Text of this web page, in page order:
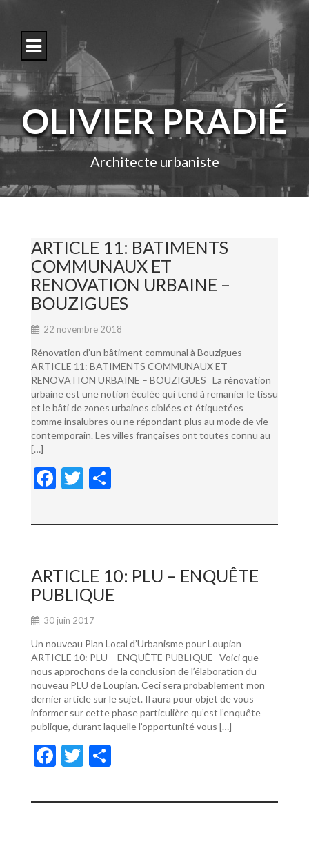
o
c
n
e
OLIVIER PRADIÉ
Architecte urbaniste
ARTICLE 11: BATIMENTS
COMMUNAUX ET
RENOVATION URBAINE –
BOUZIGUES
22 novembre 2018
Rénovation d’un bâtiment communal à Bouzigues
ARTICLE 11: BATIMENTS COMMUNAUX ET
RENOVATION URBAINE – BOUZIGUES La rénovation
urbaine est une notion éculée qui tend à remanier le tissu
et le bâti de zones urbaines ciblées et étiquetées
comme insalubres ou ne répondant plus au mode de vie
contemporain. Les villes françaises ont toutes connu au
[…]
F
e
o
o
k
T
itt ta
er
ARTICLE 10: PLU – ENQUÊTE
PUBLIQUE
30 juin 2017
Un nouveau Plan Local d’Urbanisme pour Loupian
ARTICLE 10: PLU – ENQUÊTE PUBLIQUE Voici que
nous approchons de la conclusion de l’élaboration du
nouveau PLU de Loupian. Ceci sera probablement mon
dernier article sur le sujet. Il aura pour objet de vous
informer sur cette phase particulière qu’est l’enquête
publique, durant laquelle l’opportunité vous […]
F
e
T
itt ta